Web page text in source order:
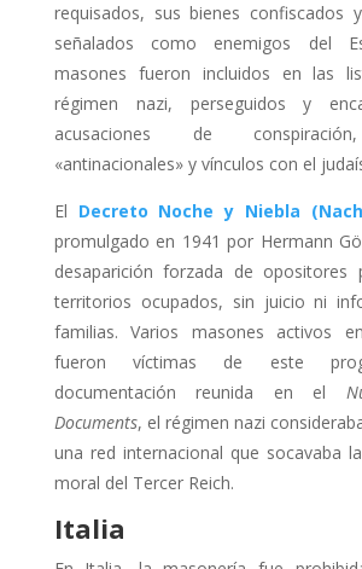
requisados, sus bienes confiscados
señalados como enemigos del
masones fueron incluidos en las
régimen nazi, perseguidos y
acusaciones de
«antinacionales» y vínculos con el
El Decreto Noche y Niebla
promulgado en 1941 por Hermann
desaparición forzada de opositores
territorios ocupados, sin juicio ni
familias. Varios masones activos
fueron víctimas de este
documentación reunida en el
Documents, el régimen nazi
una red internacional que socavaba
moral del Tercer Reich.
Italia